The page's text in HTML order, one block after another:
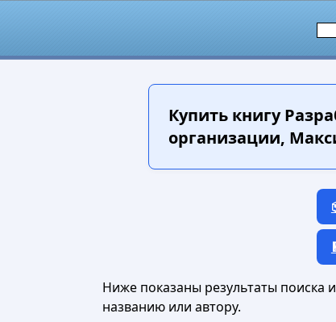
Купить книгу
организации,
Ниже показаны результаты поиска
названию или автору.